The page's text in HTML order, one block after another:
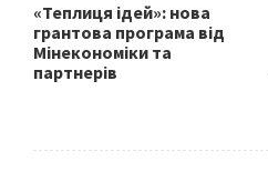
«Теплиця ідей»: нова
грантова програма від
Мінекономіки та
партнерів